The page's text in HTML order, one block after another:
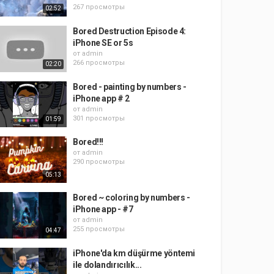
02:52
267 просмотры
02:20
Bored Destruction Episode 4:
iPhone SE or 5s
от admin
266 просмотры
01:59
Bored - painting by numbers -
iPhone app # 2
от admin
301 просмотры
05:13
Bored!!!
от admin
290 просмотры
04:47
Bored ~ coloring by numbers -
iPhone app - #7
от admin
255 просмотры
iPhone'da km düşürme yöntemi
ile dolandırıcılık...